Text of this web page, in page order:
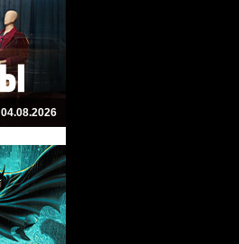
04.08.2026